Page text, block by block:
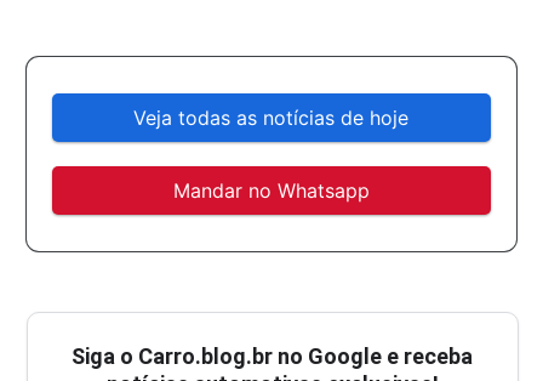
Veja todas as notícias de hoje
Mandar no Whatsapp
Siga o Carro.blog.br no Google e receba